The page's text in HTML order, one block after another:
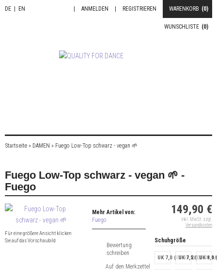
DE EN WARENKORB (0)
REGISTRIEREN
ANMELDEN
WUNSCHLISTE (0)
Startseite » DAMEN » Fuego Low-Top schwarz - vegan 🌱
Fuego Low-Top schwarz - vegan 🌱 -
Fuego
Für eine größere Ansicht klicken
Sie auf das Vorschaubild
Mehr Artikel von:
Fuego
Bewertung
schreiben
149,90 €
inkl. MwSt. zzgl.
Versandkosten
Schuhgröße
UK 7,0 (EU 40 2/3)
UK 7,5 (EU 41
UK 8,0